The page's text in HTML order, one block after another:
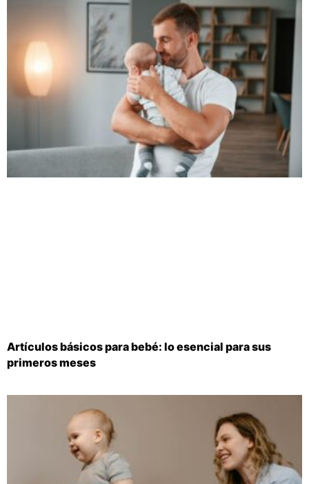
Artículos básicos para bebé: lo esencial para sus
primeros meses